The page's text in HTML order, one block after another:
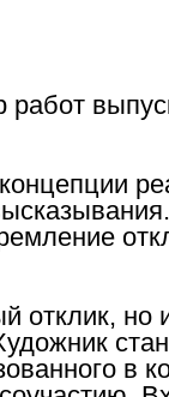
отклик,
в